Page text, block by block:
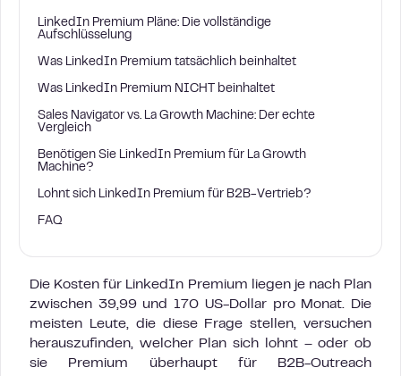
LinkedIn Premium Pläne: Die vollständige
Aufschlüsselung
Was LinkedIn Premium tatsächlich beinhaltet
Was LinkedIn Premium NICHT beinhaltet
Sales Navigator vs. La Growth Machine: Der echte
Vergleich
Benötigen Sie LinkedIn Premium für La Growth
Machine?
Lohnt sich LinkedIn Premium für B2B-Vertrieb?
FAQ
Die Kosten für LinkedIn Premium liegen je nach Plan
zwischen 39,99 und 170 US-Dollar pro Monat. Die
meisten Leute, die diese Frage stellen, versuchen
herauszufinden, welcher Plan sich lohnt – oder ob
sie Premium überhaupt für B2B-Outreach